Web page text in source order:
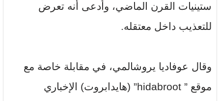
ستينيات القرن الماضي، وأدعى أنه تعرض
للتعذيب داخل معتقله.
وقال عوفاديا يروشالمي، في مقابلة خاصة مع
موقع ” hidabroot” (هايدابروت) الإخباري